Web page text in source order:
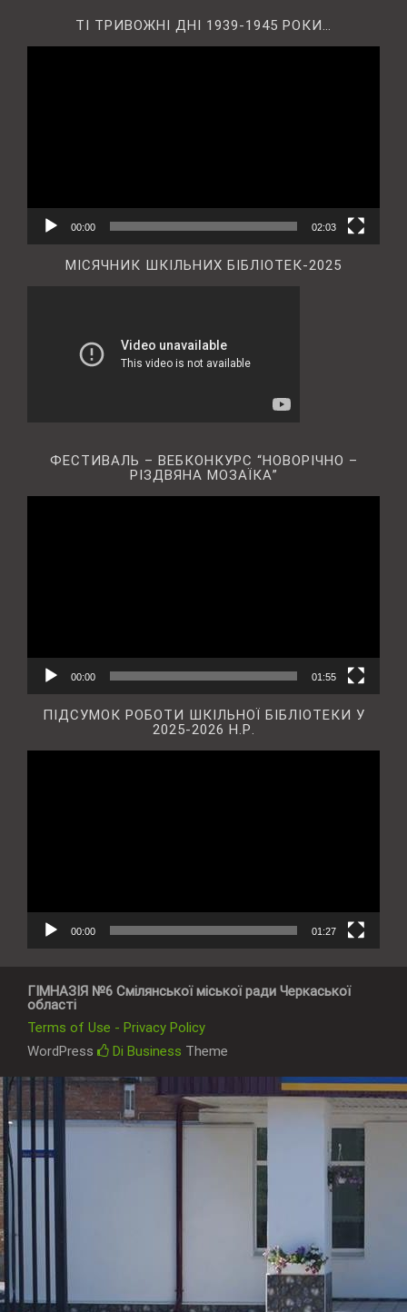
ТІ ТРИВОЖНІ ДНІ 1939-1945 РОКИ…
00:00 02:03
МІСЯЧНИК ШКІЛЬНИХ БІБЛІОТЕК-2025
ФЕСТИВАЛЬ – ВЕБКОНКУРС “НОВОРІЧНО –
РІЗДВЯНА МОЗАЇКА”
00:00 01:55
ПІДСУМОК РОБОТИ ШКІЛЬНОЇ БІБЛІОТЕКИ У
2025-2026 Н.Р.
00:00 01:27
ГІМНАЗІЯ №6 Смілянської міської ради Черкаської
області
Terms of Use - Privacy Policy
WordPress
Di Business Theme